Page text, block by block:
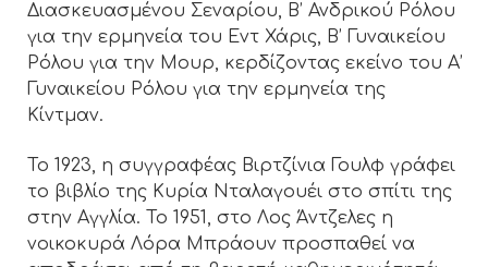
Διασκευασμένου Σεναρίου, Β’ Ανδρικού Ρόλου
για την ερμηνεία του Εντ Χάρις, Β’ Γυναικείου
Ρόλου για την Μουρ, κερδίζοντας εκείνο του Α’
Γυναικείου Ρόλου για την ερμηνεία της
Κίντμαν.
Το 1923, η συγγραφέας Βιρτζίνια Γουλφ γράφει
το βιβλίο της Κυρία Νταλαγουέι στο σπίτι της
στην Αγγλία. Το 1951, στο Λος Άντζελες η
νοικοκυρά Λόρα Μπράουν προσπαθεί να